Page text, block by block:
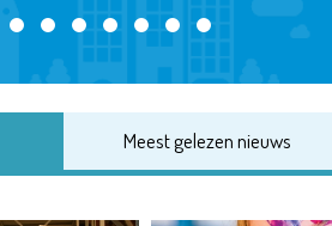
Meest gelezen nieuws